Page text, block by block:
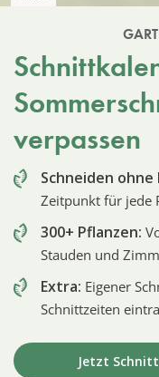
verpassen
Schneiden ohne
Zeitpunkt für jede
300+ Pflanzen:
Stauden und
Extra: Eigener
Schnittzeiten
Jetzt